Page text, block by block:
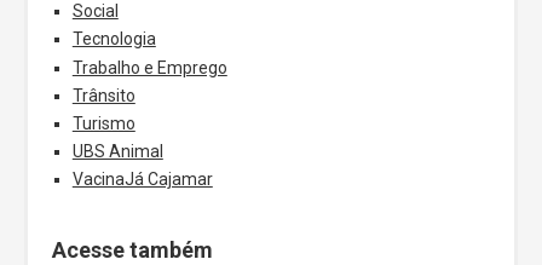
Social
Tecnologia
Trabalho e Emprego
Trânsito
Turismo
UBS Animal
VacinaJá Cajamar
Acesse também